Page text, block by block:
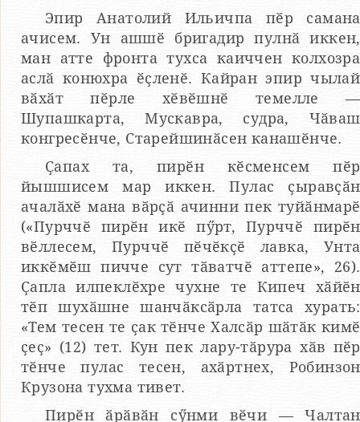
Эпир Анатолий Ильичпа пӗр самана
ачисем. Ун ашшӗ бригадир пулнӑ иккен,
ман атте фронта тухса каиччен колхозра
аслӑ конюхра ӗҫленӗ. Кайран эпир чылай
вӑхӑт пӗрле хӗвӗшнӗ темелле —
Шупашкарта, Мускавра, судра, Чӑваш
конгресӗнче, Старейшинӑсен канашӗнче.
Ҫапах та, пирӗн кӗсменсем пӗр
йышшисем мар иккен. Пулас ҫыравҫӑн
ачалӑхӗ мана вӑрҫӑ ачинни пек туйӑнмарӗ
(«Пурччӗ пирӗн икӗ пӳрт, Пурччӗ пирӗн
вӗллесем, Пурччӗ пӗчӗкҫӗ лавка, Унта
иккӗмӗш пичче сут тӑватчӗ аттепе», 26).
Ҫапла илпеклӗхре чухне те Кипеч хӑйӗн
тӗп шухӑшне шанчӑксӑрла татса хурать:
«Тем тесен те ҫак тӗнче Халсӑр шӑтӑк кимӗ
ҫеҫ» (12) тет. Кун пек лару-тӑрура хӑв пӗр
тӗнче пулас тесен, ахӑртнех, Робинзон
Крузона тухма тивет.
Пирӗн ӑрӑвӑн сӳнми вӗчи — Чалтан